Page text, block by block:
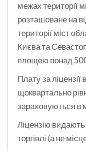
межах території
розташоване на
території міст
Києва та
площею понад
Плату за
щоквартально
зараховуються в
Ліцензію видають
торгівлі (а не